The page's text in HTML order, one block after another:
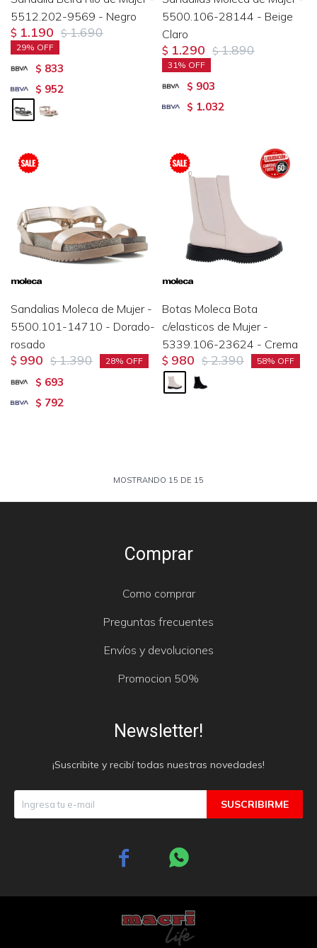
5512.202-9569 - Negro
$ 1.190 $ 1.690
29
$ 833
$ 952
5500.106-28144 - Beige
Claro
$ 1.290 $ 1.890
31
$ 903
$ 1.032
Sandalias Moleca de Mujer -
5500.101-14710 - Dorado-
rosado
$ 990 $ 1.390 28
$ 693
$ 792
Botas Moleca Bota
c/elasticos de Mujer -
5339.106-23624 - Crema
$ 980 $ 2.390 58
MOSTRANDO 15 DE 15
Comprar
Como comprar
Preguntas frecuentes
Envíos y devoluciones
Promocion 50%
Newsletter!
¡Suscribite y recibí todas nuestras novedades!
SUSCRIBIRME
 